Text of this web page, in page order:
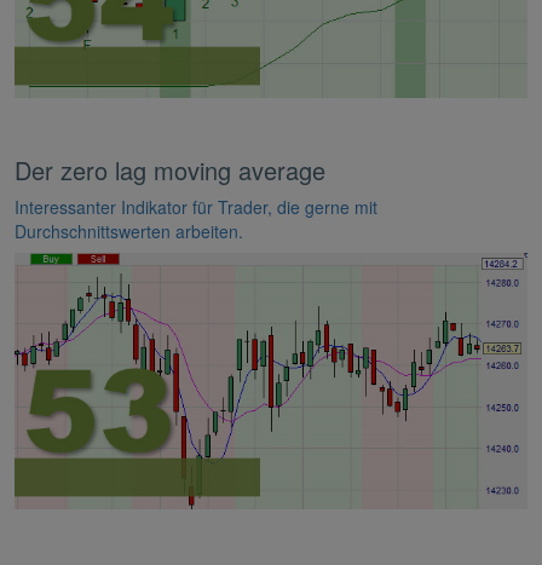
Der zero lag moving average
Interessanter Indikator für Trader, die gerne mit
Durchschnittswerten arbeiten.